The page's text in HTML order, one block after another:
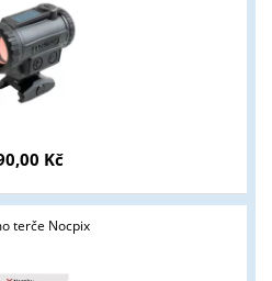
Kč
terče Nocpix